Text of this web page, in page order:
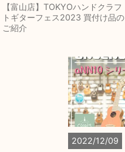
【富山店】TOKYOハンドクラフ
トギターフェス2023 買付け品の
ご紹介
2022/12/09